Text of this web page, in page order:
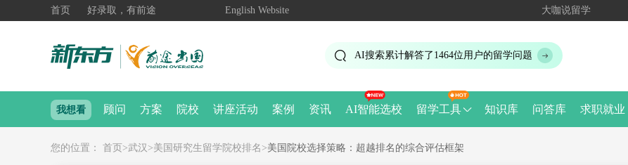
首页 好录取，有前途 English Website 大咖说留学
AI搜索累计解答了 1464位用户的留学问题
我想看 顾问 方案 院校 讲座活动 案例 资讯 AI智能选校 留学工具 知识库 问答库 求职就业
您的位置： 首页 >武汉 >美国研究生留学院校排名 >美国院校选择策略：超越排名的综合评估框架